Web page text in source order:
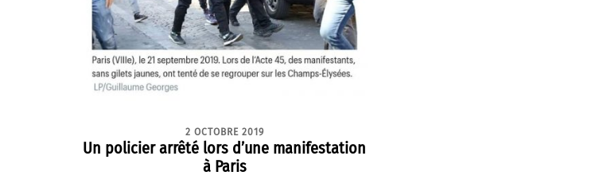
2 OCTOBRE 2019
Un policier arrêté lors d’une manifestation
à Paris